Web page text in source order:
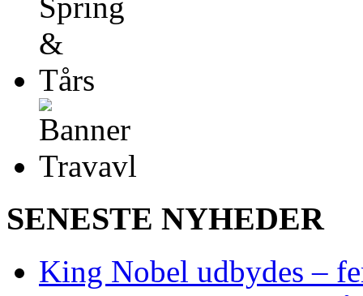
SENESTE NYHEDER
King Nobel udbydes –